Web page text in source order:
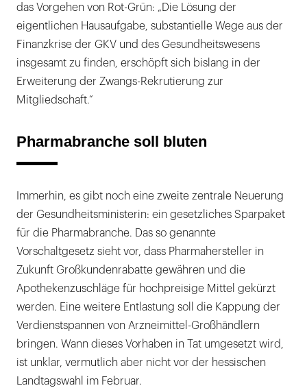
das Vorgehen von Rot-Grün: „Die Lösung der
eigentlichen Hausaufgabe, substantielle Wege aus der
Finanzkrise der GKV und des Gesundheitswesens
insgesamt zu finden, erschöpft sich bislang in der
Erweiterung der Zwangs-Rekrutierung zur
Mitgliedschaft.“
Pharmabranche soll bluten
Immerhin, es gibt noch eine zweite zentrale Neuerung
der Gesundheitsministerin: ein gesetzliches Sparpaket
für die Pharmabranche. Das so genannte
Vorschaltgesetz sieht vor, dass Pharmahersteller in
Zukunft Großkundenrabatte gewähren und die
Apothekenzuschläge für hochpreisige Mittel gekürzt
werden. Eine weitere Entlastung soll die Kappung der
Verdienstspannen von Arzneimittel-Großhändlern
bringen. Wann dieses Vorhaben in Tat umgesetzt wird,
ist unklar, vermutlich aber nicht vor der hessischen
Landtagswahl im Februar.